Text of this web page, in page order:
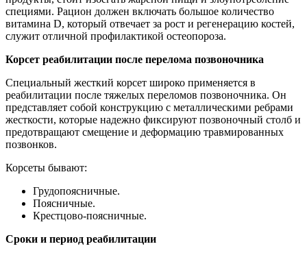
специями. Рацион должен включать большое количество
витамина D, который отвечает за рост и регенерацию костей,
служит отличной профилактикой остеопороза.
Корсет реабилитации после перелома позвоночника
Специальный жесткий корсет широко применяется в
реабилитации после тяжелых переломов позвоночника. Он
представляет собой конструкцию с металлическими ребрами
жесткости, которые надежно фиксируют позвоночный столб и
предотвращают смещение и деформацию травмированных
позвонков.
Корсеты бывают:
Грудопоясничные.
Поясничные.
Крестцово-поясничные.
Сроки и период реабилитации